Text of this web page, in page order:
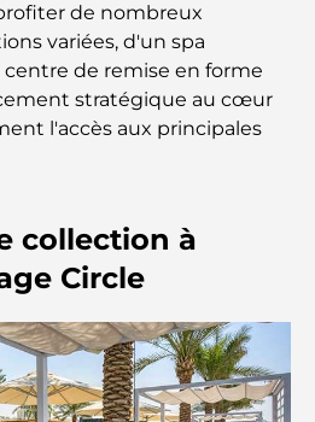
: l’alliance parfaite du café et
Michelin à Dubaï : un circuit
culinaire
Where Tradition Meets
: Guide des meilleurs cafés
de nombreux
variées, d'un spa
de remise en forme
stratégique au cœur
l'accès aux principales
collection à
Circle